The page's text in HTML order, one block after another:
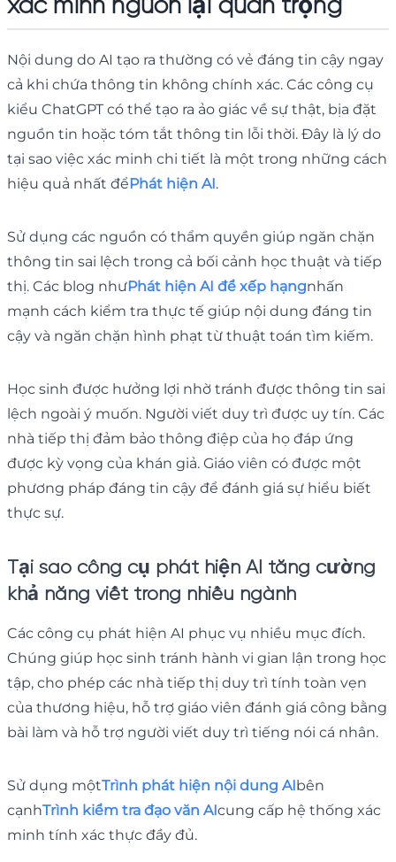
Nội dung do AI tạo ra thường có vẻ đáng tin cậy ngay
cả khi chứa thông tin không chính xác. Các công cụ
kiểu ChatGPT có thể tạo ra ảo giác về sự thật, bịa đặt
nguồn tin hoặc tóm tắt thông tin lỗi thời. Đây là lý do
tại sao việc xác minh chi tiết là một trong những cách
hiệu quả nhất đểPhát hiện AI.
Sử dụng các nguồn có thẩm quyền giúp ngăn chặn
thông tin sai lệch trong cả bối cảnh học thuật và tiếp
thị. Các blog nhưPhát hiện AI để xếp hạngnhấn
mạnh cách kiểm tra thực tế giúp nội dung đáng tin
cậy và ngăn chặn hình phạt từ thuật toán tìm kiếm.
Học sinh được hưởng lợi nhờ tránh được thông tin sai
lệch ngoài ý muốn. Người viết duy trì được uy tín. Các
nhà tiếp thị đảm bảo thông điệp của họ đáp ứng
được kỳ vọng của khán giả. Giáo viên có được một
phương pháp đáng tin cậy để đánh giá sự hiểu biết
thực sự.
Tại sao công cụ phát hiện AI tăng cường
khả năng viết trong nhiều ngành
Các công cụ phát hiện AI phục vụ nhiều mục đích.
Chúng giúp học sinh tránh hành vi gian lận trong học
tập, cho phép các nhà tiếp thị duy trì tính toàn vẹn
của thương hiệu, hỗ trợ giáo viên đánh giá công bằng
bài làm và hỗ trợ người viết duy trì tiếng nói cá nhân.
Sử dụng mộtTrình phát hiện nội dung AIbên
cạnhTrình kiểm tra đạo văn AIcung cấp hệ thống xác
minh tính xác thực đầy đủ.